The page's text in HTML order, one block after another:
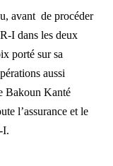
avant de procéder
I dans les deux
porté sur sa
aussi
Bakoun Kanté
l’assurance et le
I.